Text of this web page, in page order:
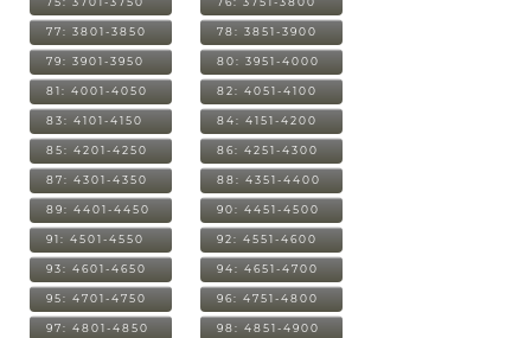
77: 3801-3850 78: 3851-3900
79: 3901-3950 80: 3951-4000
81: 4001-4050 82: 4051-4100
83: 4101-4150 84: 4151-4200
85: 4201-4250 86: 4251-4300
87: 4301-4350 88: 4351-4400
89: 4401-4450 90: 4451-4500
91: 4501-4550 92: 4551-4600
93: 4601-4650 94: 4651-4700
95: 4701-4750 96: 4751-4800
97: 4801-4850 98: 4851-4900